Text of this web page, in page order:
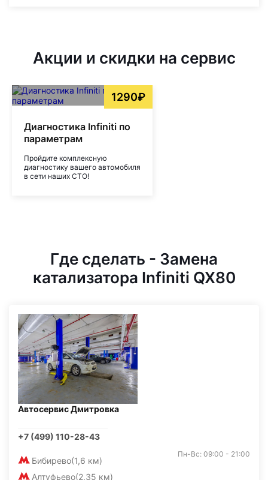
Акции и скидки на сервис
1290₽
Диагностика Infiniti по
параметрам
Пройдите комплексную
диагностику вашего автомобиля
в сети наших СТО!
Где сделать - Замена
катализатора Infiniti QX80
Автосервис Дмитровка
+7 (499) 110-28-43
Бибирево(1,6 км)
Алтуфьево(2,35 км)
Пн-Вс: 09:00 - 21:00